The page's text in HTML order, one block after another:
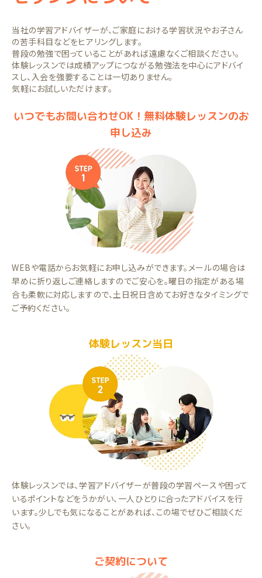
当社の学習アドバイザーが、ご家庭における学習状況やお子さん
の苦手科目などをヒアリングします。
普段の勉強で困っていることがあれば遠慮なくご相談ください。
体験レッスンでは成績アップにつながる勉強法を中心にアドバイ
スし、入会を強要することは一切ありません。
気軽にお試しいただけます。
いつでもお問い合わせOK！無料体験レッスンのお
申し込み
WEBや電話からお気軽にお申し込みができます。メールの場合は
早めに折り返しご連絡しますのでご安心を。曜日の指定がある場
合も柔軟に対応しますので、土日祝日含めてお好きなタイミングで
ご予約ください。
体験レッスン当日
体験レッスンでは、学習アドバイザーが普段の学習ペースや困って
いるポイントなどをうかがい、一人ひとりに合ったアドバイスを行
います。少しでも気になることがあれば、この場でぜひご相談くだ
さい。
ご契約について